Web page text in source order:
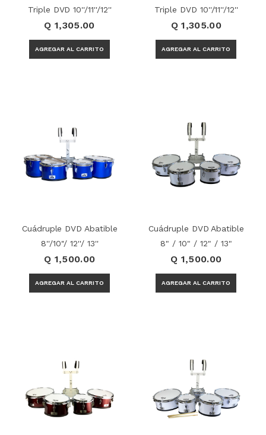
Triple DVD 10''/11''/12''
Q 1,305.00
Triple DVD 10''/11''/12''
Q 1,305.00
Cuádruple DVD Abatible
8''/10''/ 12''/ 13''
Q 1,500.00
Cuádruple DVD Abatible
8" / 10" / 12" / 13"
Q 1,500.00